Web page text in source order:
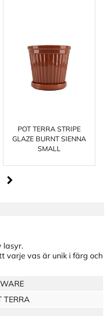
POT TERRA STRIPE
GLAZE BURNT SIENNA
SMALL
lasyr.
varje vas är unik i färg och
TERRA